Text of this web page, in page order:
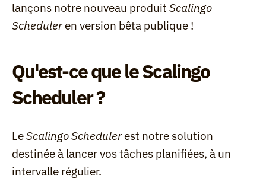
lançons notre nouveau produit Scalingo
Scheduler en version bêta publique !
Qu'est-ce que le Scalingo
Scheduler ?
Le Scalingo Scheduler est notre solution
destinée à lancer vos tâches planifiées, à un
intervalle régulier.